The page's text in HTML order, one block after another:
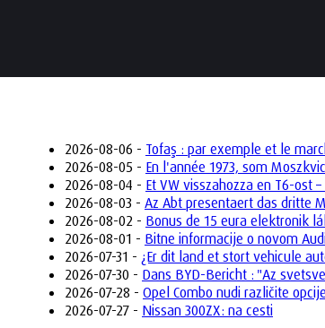
2026-08-06 - Tofaş : par exemple et le
2026-08-05 - En l'année 1973, som
2026-08-04 - Et VW visszahozza en T6-ost
2026-08-03 - Az Abt presentaert das dritte
2026-08-02 - Bonus de 15 eura elektronik
2026-08-01 - Bitne informacije o novom
2026-07-31 - ¿Er dit land et stort vehicule
2026-07-30 - Dans BYD-Bericht : "Az
2026-07-28 - Opel Combo nudi različite
2026-07-27 - Nissan 300ZX: na cesti